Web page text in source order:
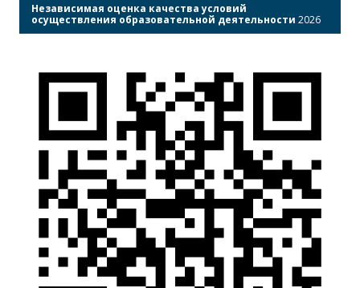
Независимая оценка качества условий
осуществления образовательной деятельности 2026